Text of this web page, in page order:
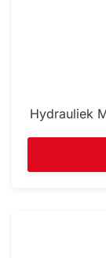
Hydrauliek